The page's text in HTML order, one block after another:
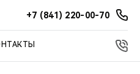
+7 (841) 220-00-70